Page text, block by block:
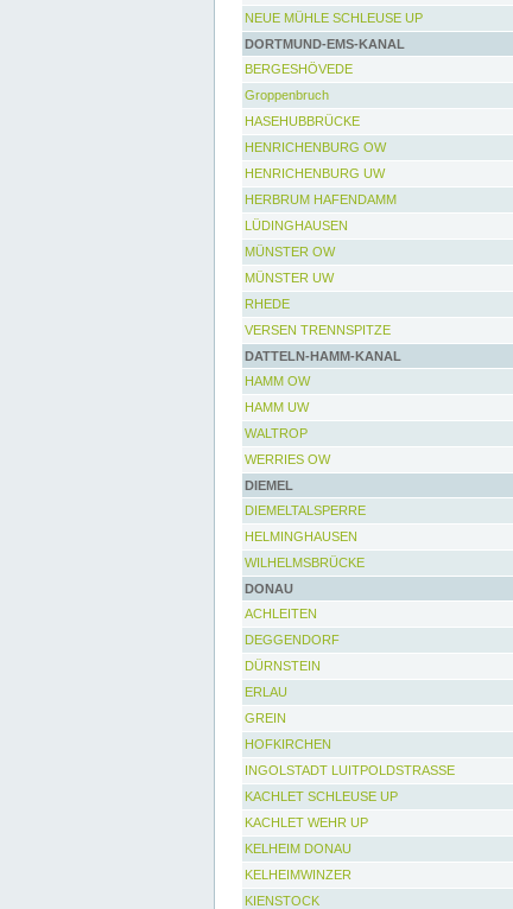
NEUE MÜHLE SCHLEUSE UP
DORTMUND-EMS-KANAL
BERGESHÖVEDE
Groppenbruch
HASEHUBBRÜCKE
HENRICHENBURG OW
HENRICHENBURG UW
HERBRUM HAFENDAMM
LÜDINGHAUSEN
MÜNSTER OW
MÜNSTER UW
RHEDE
VERSEN TRENNSPITZE
DATTELN-HAMM-KANAL
HAMM OW
HAMM UW
WALTROP
WERRIES OW
DIEMEL
DIEMELTALSPERRE
HELMINGHAUSEN
WILHELMSBRÜCKE
DONAU
ACHLEITEN
DEGGENDORF
DÜRNSTEIN
ERLAU
GREIN
HOFKIRCHEN
INGOLSTADT LUITPOLDSTRASSE
KACHLET SCHLEUSE UP
KACHLET WEHR UP
KELHEIM DONAU
KELHEIMWINZER
KIENSTOCK